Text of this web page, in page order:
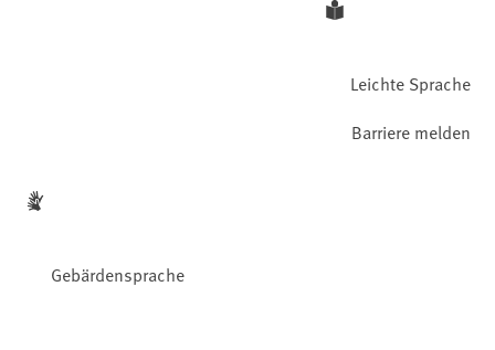
Leichte Sprache
Gebärdensprache
Barriere melden